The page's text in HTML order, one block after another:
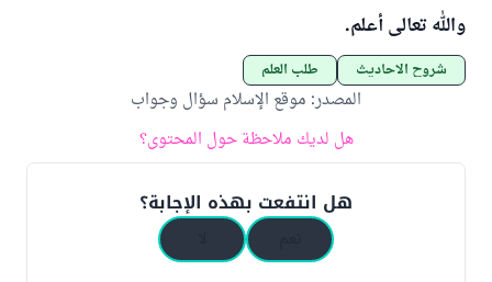
والله تعالى أعلم.
شروح الأحاديث طلب العلم
المصدر: موقع الإسلام سؤال وجواب
هل لديك ملاحظة حول المحتوى؟
هل انتفعت بهذه الإجابة؟